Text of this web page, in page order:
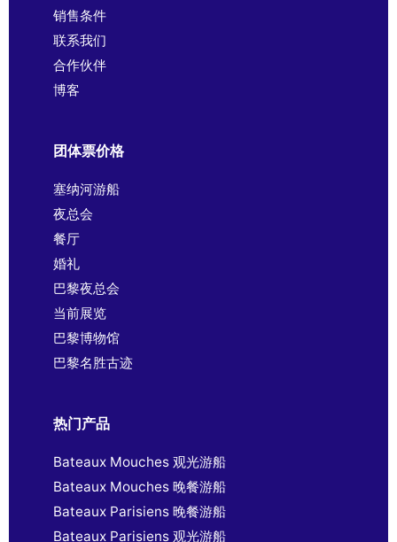
销售条件
联系我们
合作伙伴
博客
团体票价格
塞纳河游船
夜总会
餐厅
婚礼
巴黎夜总会
当前展览
巴黎博物馆
巴黎名胜古迹
热门产品
Bateaux Mouches 观光游船
Bateaux Mouches 晚餐游船
Bateaux Parisiens 晚餐游船
Bateaux Parisiens 观光游船